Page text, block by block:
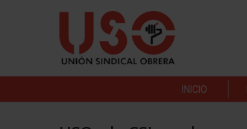
INICIO